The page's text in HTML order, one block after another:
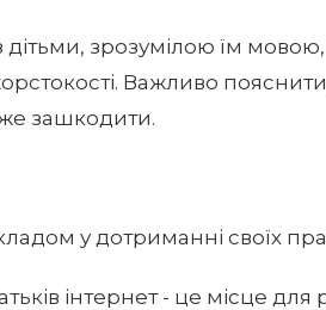
дітьми, зрозумілою їм
Важливо
зашкодити.
у дотриманні своїх
інтернет - це місце для